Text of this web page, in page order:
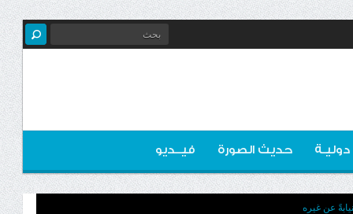
دوليـة حديث الصورة فيــديو
عن غيره